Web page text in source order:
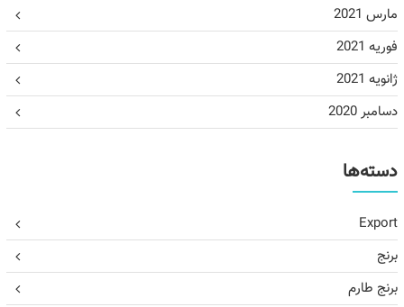
مارس 2021
فوریه 2021
ژانویه 2021
دسامبر 2020
دسته‌ها
Export
برنج
برنج طارم